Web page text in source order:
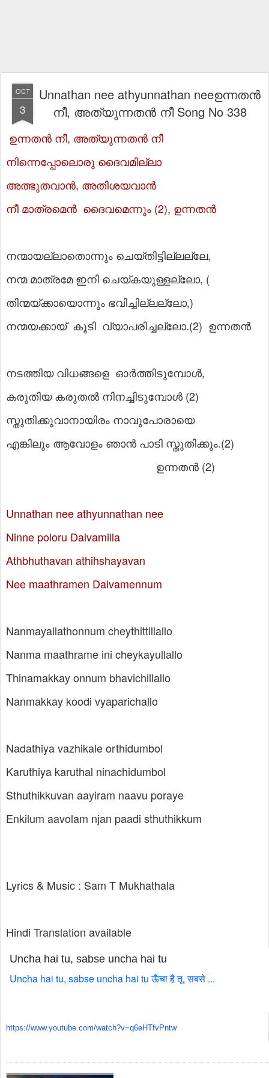
OCT
3
Unnathan nee athyunnathan neeഉന്നതൻ
നീ, അത്യുന്നതൻ നീ Song No 338
ഉന്നതൻ നീ, അത്യുന്നതൻ നീ
നിന്നെപ്പോലൊരു ദൈവമില്ലാ
അത്ഭുതവാൻ, അതിശയവാൻ
നീ മാത്രമെൻ ദൈവമെന്നും (2), ഉന്നതൻ
നന്മായല്ലാതൊന്നും ചെയ്തിട്ടില്ലല്ലേ,
നന്മ മാത്രമേ ഇനി ചെയ്കയുള്ളല്ലോ, (
തിന്മയ്ക്കായൊന്നും ഭവിച്ചില്ലല്ലോ,)
നന്മയക്കായ് കൂടി വ്യാപരിച്ചല്ലോ.(2) ഉന്നതൻ
നടത്തിയ വിധങ്ങളെ ഓർത്തിടുമ്പോൾ,
കരുതിയ കരുതൽ നിനച്ചിടുമ്പോൾ (2)
സ്തുതിക്കുവാനായിരം നാവുപോരായെ
എങ്കിലും ആവോളം ഞാൻ പാടി സ്തുതിക്കും.(2)
ഉന്നതൻ (2)
Unnathan nee athyunnathan nee
Ninne poloru Daivamilla
Athbhuthavan athihshayavan
Nee maathramen Daivamennum
Nanmayallathonnum cheythittillallo
Nanma maathrame ini cheykayullallo
Thinamakkay onnum bhavichillallo
Nanmakkay koodi vyaparichallo
Nadathiya vazhikale orthidumbol
Karuthiya karuthal ninachidumbol
Sthuthikkuvan aayiram naavu poraye
Enkilum aavolam njan paadi sthuthikkum
Lyrics & Music : Sam T Mukhathala
Hindi Translation available
Uncha hai tu, sabse uncha hai tu
Uncha hai tu, sabse uncha hai tu ऊँचा है तू, सबसे ...
https://www.youtube.com/watch?v=q6eHTfvPntw